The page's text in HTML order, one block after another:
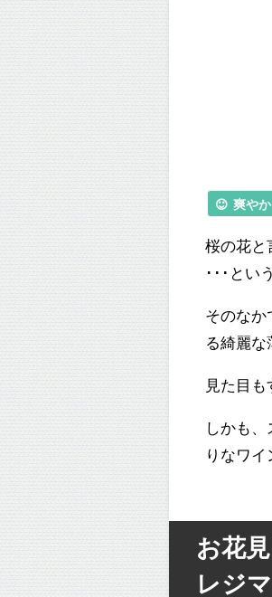
爽やか
桜の花と
･･･とい
そのなか
る綺麗な
見た目も
しかも
りなワイ
お花
レジ